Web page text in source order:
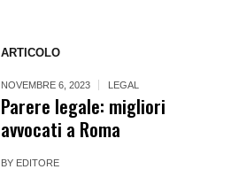
ARTICOLO
NOVEMBRE 6, 2023 LEGAL
Parere legale: migliori
avvocati a Roma
BY EDITORE